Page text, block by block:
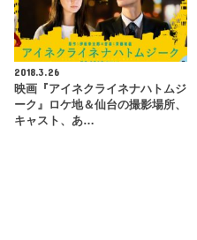
2018.3.26
映画『アイネクライネナハトムジ
ーク』ロケ地＆仙台の撮影場所、
キャスト、あ…